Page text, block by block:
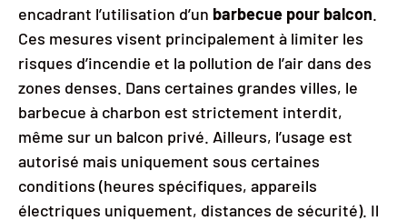
encadrant l’utilisation d’un barbecue pour balcon.
Ces mesures visent principalement à limiter les
risques d’incendie et la pollution de l’air dans des
zones denses. Dans certaines grandes villes, le
barbecue à charbon est strictement interdit,
même sur un balcon privé. Ailleurs, l’usage est
autorisé mais uniquement sous certaines
conditions (heures spécifiques, appareils
électriques uniquement, distances de sécurité). Il